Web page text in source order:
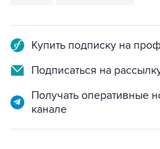
Купить подписку на
Подписаться на
Получать оперативные
канале